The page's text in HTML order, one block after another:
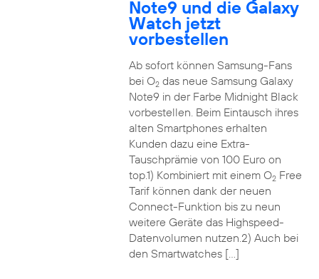
Note9 und die Galaxy
Watch jetzt
vorbestellen
Ab sofort können Samsung-Fans
bei O2das neue Samsung Galaxy
Note9 in der Farbe Midnight Black
vorbestellen. Beim Eintausch ihres
alten Smartphones erhalten
Kunden dazu eine Extra-
Tauschprämie von 100 Euro on
top.1) Kombiniert mit einem O2Free
Tarif können dank der neuen
Connect-Funktion bis zu neun
weitere Geräte das Highspeed-
Datenvolumen nutzen.2) Auch bei
den Smartwatches […]